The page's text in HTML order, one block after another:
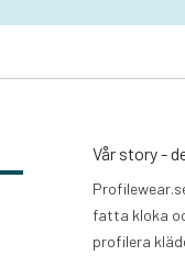
Vår story -
fatta kloka
profilera